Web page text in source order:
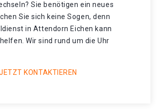
Sie benötigen ein neues
Sie sich keine Sogen, denn
in Attendorn Eichen kann
Wir sind rund um die Uhr
KONTAKTIEREN